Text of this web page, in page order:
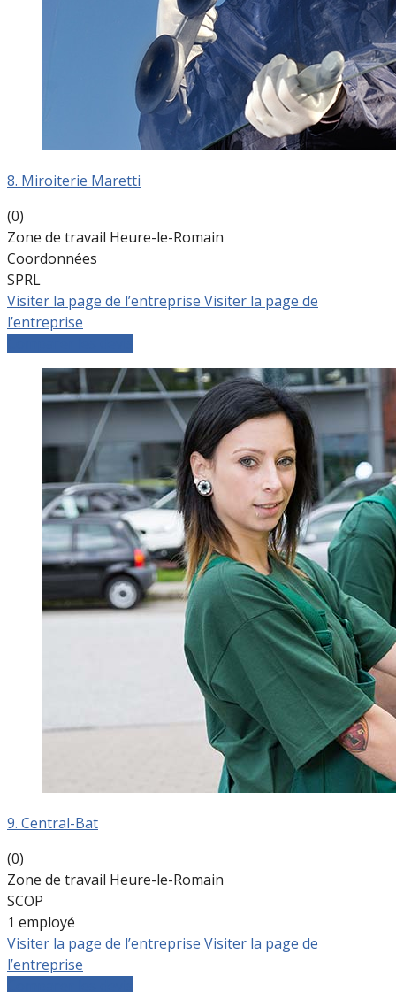
8. Miroiterie Maretti
(0)
Zone de travail Heure-le-Romain
Coordonnées
SPRL
Visiter la page de l’entreprise Visiter la page de
l’entreprise
9. Central-Bat
(0)
Zone de travail Heure-le-Romain
SCOP
1 employé
Visiter la page de l’entreprise Visiter la page de
l’entreprise